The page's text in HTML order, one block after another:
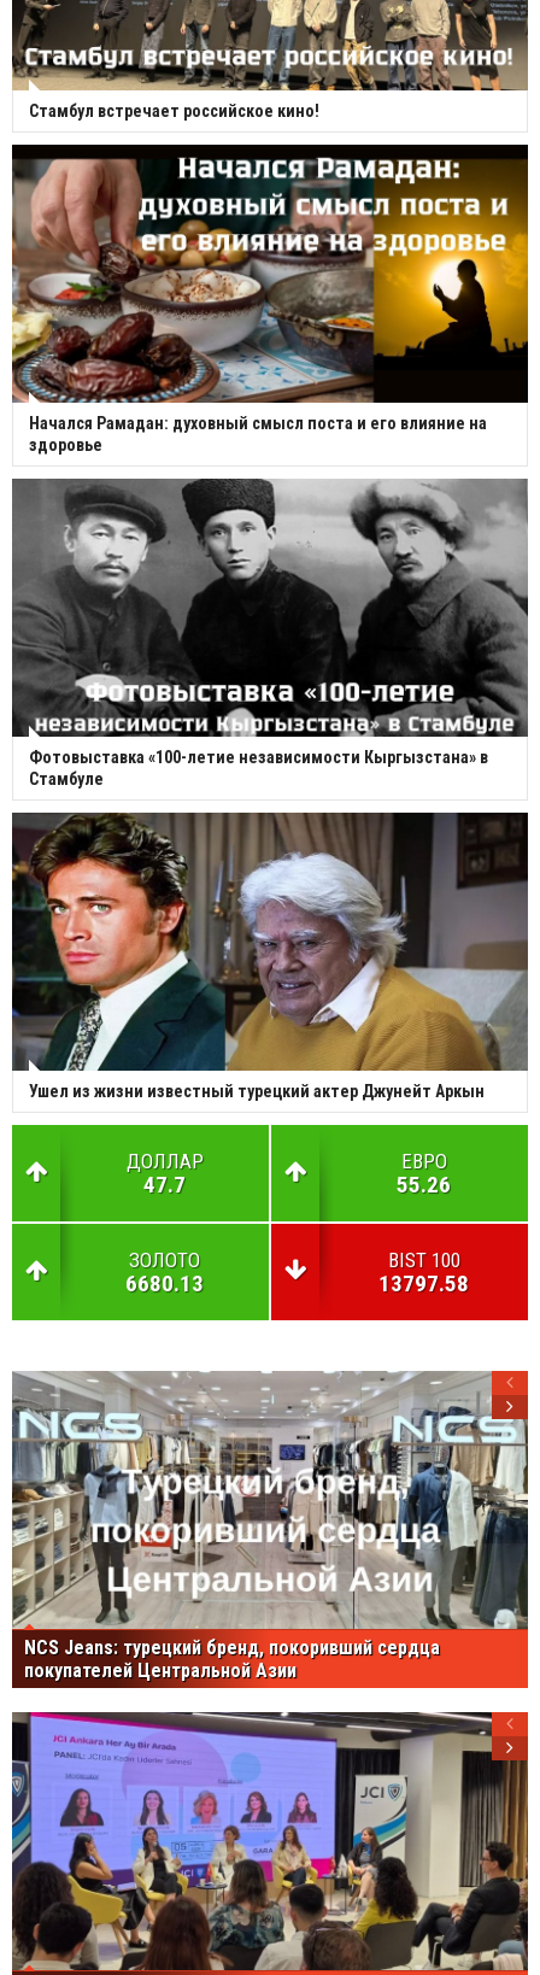
Стамбул встречает российское кино!
Начался Рамадан: духовный смысл поста и его влияние на
здоровье
Фотовыставка «100-летие независимости Кыргызстана» в
Стамбуле
Ушел из жизни известный турецкий актер Джунейт Аркын
ДОЛЛАР
47.7
ЕВРО
55.26
ЗОЛОТО
6680.13
BIST 100
13797.58
NCS Jeans: турецкий бренд, покоривший сердца
покупателей Центральной Азии